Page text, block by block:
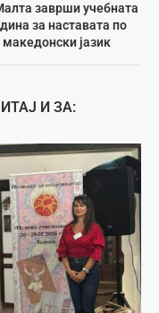
заврши учебната
за наставата по
македонски јазик
И ЗА: